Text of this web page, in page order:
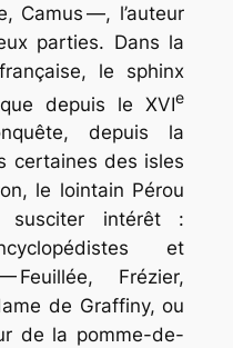
Camus —, l’auteur
parties. Dans la
le sphinx
depuis le XVIe
depuis la
certaines des isles
le lointain Pérou
susciter intérêt :
et
Feuillée, Frézier,
de Graffiny, ou
de la pomme-de-